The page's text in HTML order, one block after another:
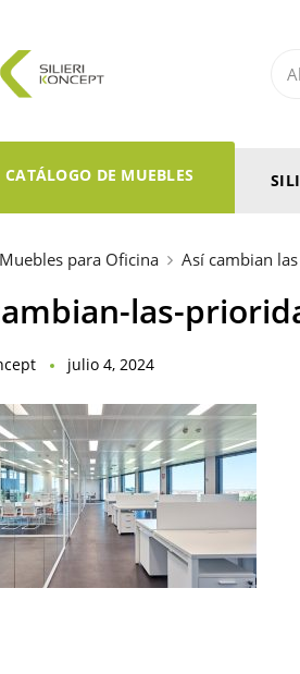
CATÁLOGO DE MUEBLES
Muebles para Oficina Así cambian
las-
julio 4, 2024